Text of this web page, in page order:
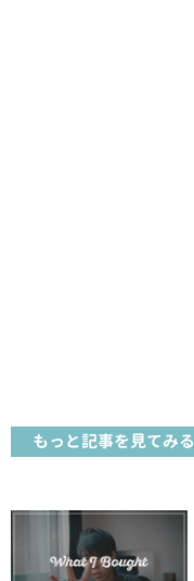
もっと記事を見てみる